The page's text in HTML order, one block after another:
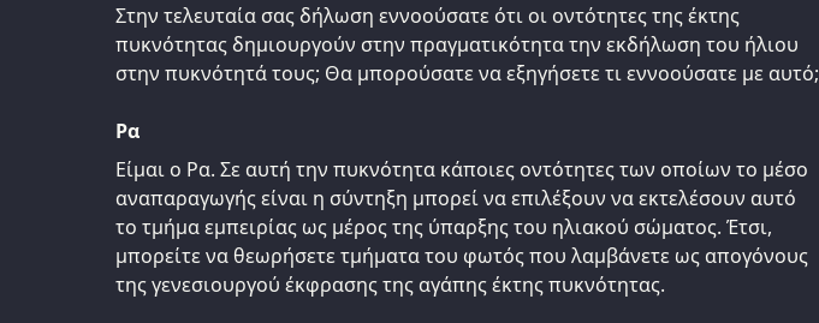
Στην τελευταία σας δήλωση εννοούσατε ότι οι οντότητες της έκτης
πυκνότητας δημιουργούν στην πραγματικότητα την εκδήλωση του ήλιου
στην πυκνότητά τους; Θα μπορούσατε να εξηγήσετε τι εννοούσατε με αυτό;
Ρα
Είμαι ο Ρα. Σε αυτή την πυκνότητα κάποιες οντότητες των οποίων το μέσο
αναπαραγωγής είναι η σύντηξη μπορεί να επιλέξουν να εκτελέσουν αυτό
το τμήμα εμπειρίας ως μέρος της ύπαρξης του ηλιακού σώματος. Έτσι,
μπορείτε να θεωρήσετε τμήματα του φωτός που λαμβάνετε ως απογόνους
της γενεσιουργού έκφρασης της αγάπης έκτης πυκνότητας.